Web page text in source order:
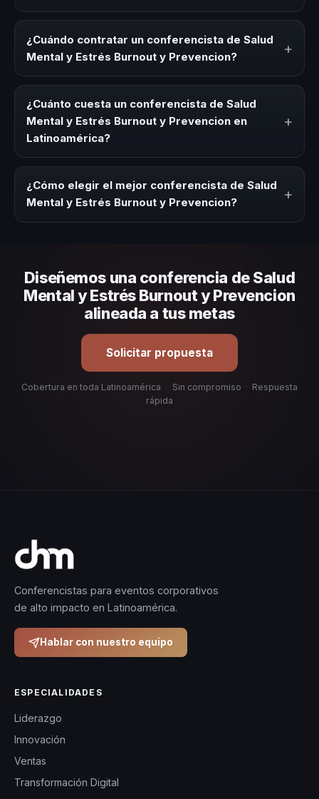
Prevencion es un experto que comparte conocimiento,
estrategias y experiencias sobre este tema en eventos
corporativos, convenciones y seminarios. Su objetivo es
generar reflexión, inspiración y herramientas aplicables
¿Cuándo contratar un conferencista de Salud
Mental y Estrés Burnout y Prevencion?
+
Estrés Burnout y Prevencion para kick-offs,
convenciones anuales, programas de desarrollo, eventos
de integración o cuando tu organización necesita
impulsar un cambio cultural relacionado con esta
temática.
¿Cuánto cuesta un conferencista de Salud
Mental y Estrés Burnout y Prevencion en
Latinoamérica?
+
modalidad (presencial o virtual) y la duración del evento.
En CHM Latinoamérica ofrecemos asesoría estratégica
sin costo y una propuesta en menos de 24 horas
adaptada a tu presupuesto.
¿Cómo elegir el mejor conferencista de Salud
Mental y Estrés Burnout y Prevencion?
+
organizacional. En CHM Latinoamérica te ayudamos con
una selección estratégica basada en estos criterios.
Diseñemos una conferencia de Salud
Mental y Estrés Burnout y Prevencion
alineada a tus metas
Solicitar propuesta
Cobertura en toda Latinoamérica · Sin compromiso · Respuesta
rápida
Conferencistas para eventos corporativos
de alto impacto en Latinoamérica.
Hablar con nuestro equipo
ESPECIALIDADES
Liderazgo
Innovación
Ventas
Transformación Digital